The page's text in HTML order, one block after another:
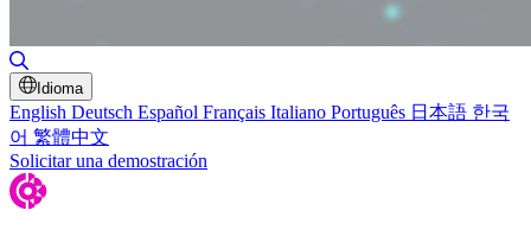
Idioma
English Deutsch Español Français Italiano Português 日本語 한국
어 繁體中文
Solicitar una demostración